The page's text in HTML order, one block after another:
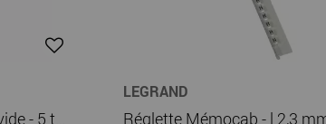
Osmoz boîte à boutons vide - 5 trous - gris (024205)
LEGRAND